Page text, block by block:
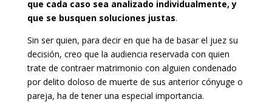
que cada caso sea analizado individualmente, y
que se busquen soluciones justas.
Sin ser quien, para decir en que ha de basar el juez su
decisión, creo que la audiencia reservada con quien
trate de contraer matrimonio con alguien condenado
por delito doloso de muerte de sus anterior cónyuge o
pareja, ha de tener una especial importancia.